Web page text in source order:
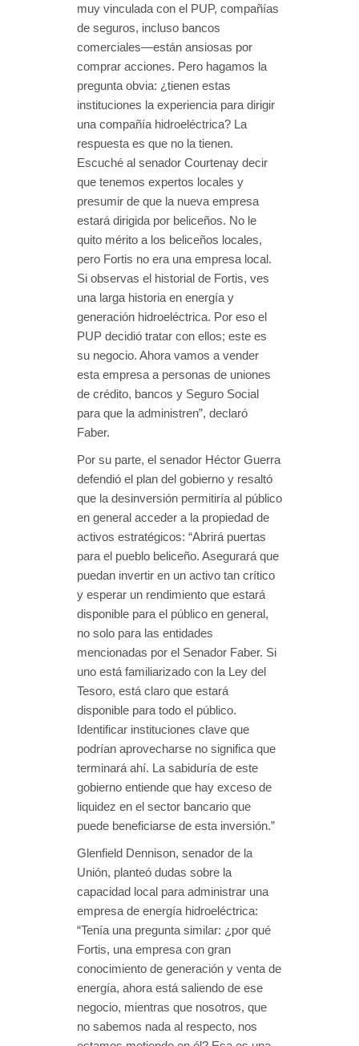
muy vinculada con el PUP, compañías
de seguros, incluso bancos
comerciales—están ansiosas por
comprar acciones. Pero hagamos la
pregunta obvia: ¿tienen estas
instituciones la experiencia para dirigir
una compañía hidroeléctrica? La
respuesta es que no la tienen.
Escuché al senador Courtenay decir
que tenemos expertos locales y
presumir de que la nueva empresa
estará dirigida por beliceños. No le
quito mérito a los beliceños locales,
pero Fortis no era una empresa local.
Si observas el historial de Fortis, ves
una larga historia en energía y
generación hidroeléctrica. Por eso el
PUP decidió tratar con ellos; este es
su negocio. Ahora vamos a vender
esta empresa a personas de uniones
de crédito, bancos y Seguro Social
para que la administren”, declaró
Faber.
Por su parte, el senador Héctor Guerra
defendió el plan del gobierno y resaltó
que la desinversión permitiría al público
en general acceder a la propiedad de
activos estratégicos: “Abrirá puertas
para el pueblo beliceño. Asegurará que
puedan invertir en un activo tan crítico
y esperar un rendimiento que estará
disponible para el público en general,
no solo para las entidades
mencionadas por el Senador Faber. Si
uno está familiarizado con la Ley del
Tesoro, está claro que estará
disponible para todo el público.
Identificar instituciones clave que
podrían aprovecharse no significa que
terminará ahí. La sabiduría de este
gobierno entiende que hay exceso de
liquidez en el sector bancario que
puede beneficiarse de esta inversión.”
Glenfield Dennison, senador de la
Unión, planteó dudas sobre la
capacidad local para administrar una
empresa de energía hidroeléctrica:
“Tenía una pregunta similar: ¿por qué
Fortis, una empresa con gran
conocimiento de generación y venta de
energía, ahora está saliendo de ese
negocio, mientras que nosotros, que
no sabemos nada al respecto, nos